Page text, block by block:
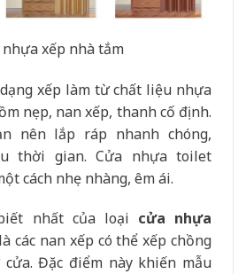
nhựa xếp nhà tắm
xếp làm từ chất liệu nhựa
nẹp, nan xếp, thanh cố định.
nên lắp ráp nhanh chóng,
thời gian. Cửa nhựa toilet
cách nhẹ nhàng, êm ái.
nhất của loại cửa nhựa
các nan xếp có thể xếp chồng
Đặc điểm này khiến mẫu